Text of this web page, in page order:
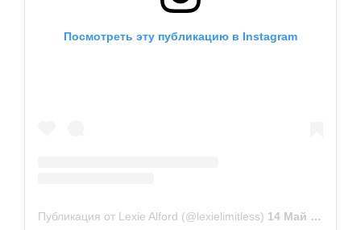
Посмотреть эту публикацию в Instagram
Публикация от Lexie Alford (@lexielimitless) 14 Май 2019 в 9:11 PDT